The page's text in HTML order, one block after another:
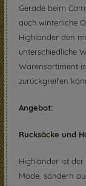
Gerade beim
auch winterliche
Highlander den
unterschiedliche
Warensortiment
zurückgreifen
Angebot:
Rucksäcke und
Highlander ist
Mode, sondern